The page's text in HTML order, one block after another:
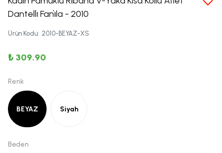
Dantelli̇ Fani̇la - 2010
Ürün Kodu: 2010-BEYAZ-XS
₺ 309.90
Renk
BEYAZ Siyah
Beden